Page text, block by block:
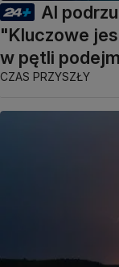
AI
"Kluczowe
w pętli
CZAS PRZYSZŁY